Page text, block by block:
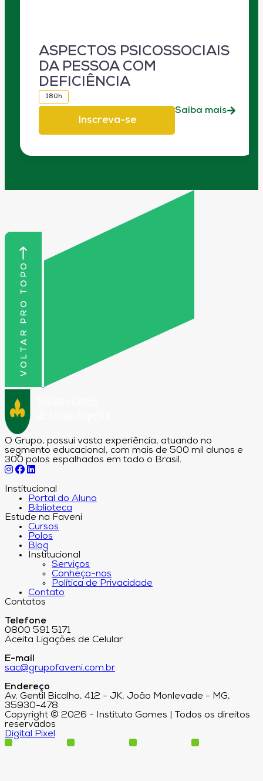
ASPECTOS PSICOSSOCIAIS
DA PESSOA COM
DEFICIÊNCIA
180h
Inscreva-se
Saiba mais
VOLTAR PRO TOPO
O Grupo, possui vasta experiência, atuando no
segmento educacional, com mais de 500 mil alunos e
300 polos espalhados em todo o Brasil.
Institucional
Portal do Aluno
Biblioteca
Estude na Faveni
Cursos
Polos
Blog
Institucional
Serviços
Conheça-nos
Política de Privacidade
Contato
Contatos
Telefone
0800 591 5171
Aceita Ligações de Celular
E-mail
sac@grupofaveni.com.br
Endereço
Av. Gentil Bicalho, 412 - JK, João Monlevade - MG,
35930-478
Copyright © 2026 - Instituto Gomes | Todos os direitos
reservados
Digital Pixel